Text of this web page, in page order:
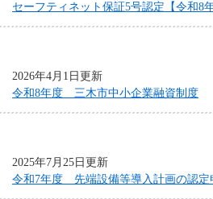
セーフティネット保証5号認定【令和8
2026年4月1日更新
令和8年度 三木市中小企業融資制度
2025年7月25日更新
令和7年度 先端設備等導入計画の認定